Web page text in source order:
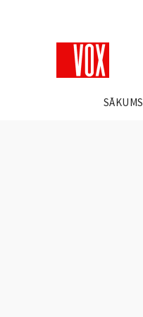
SĀKUMS